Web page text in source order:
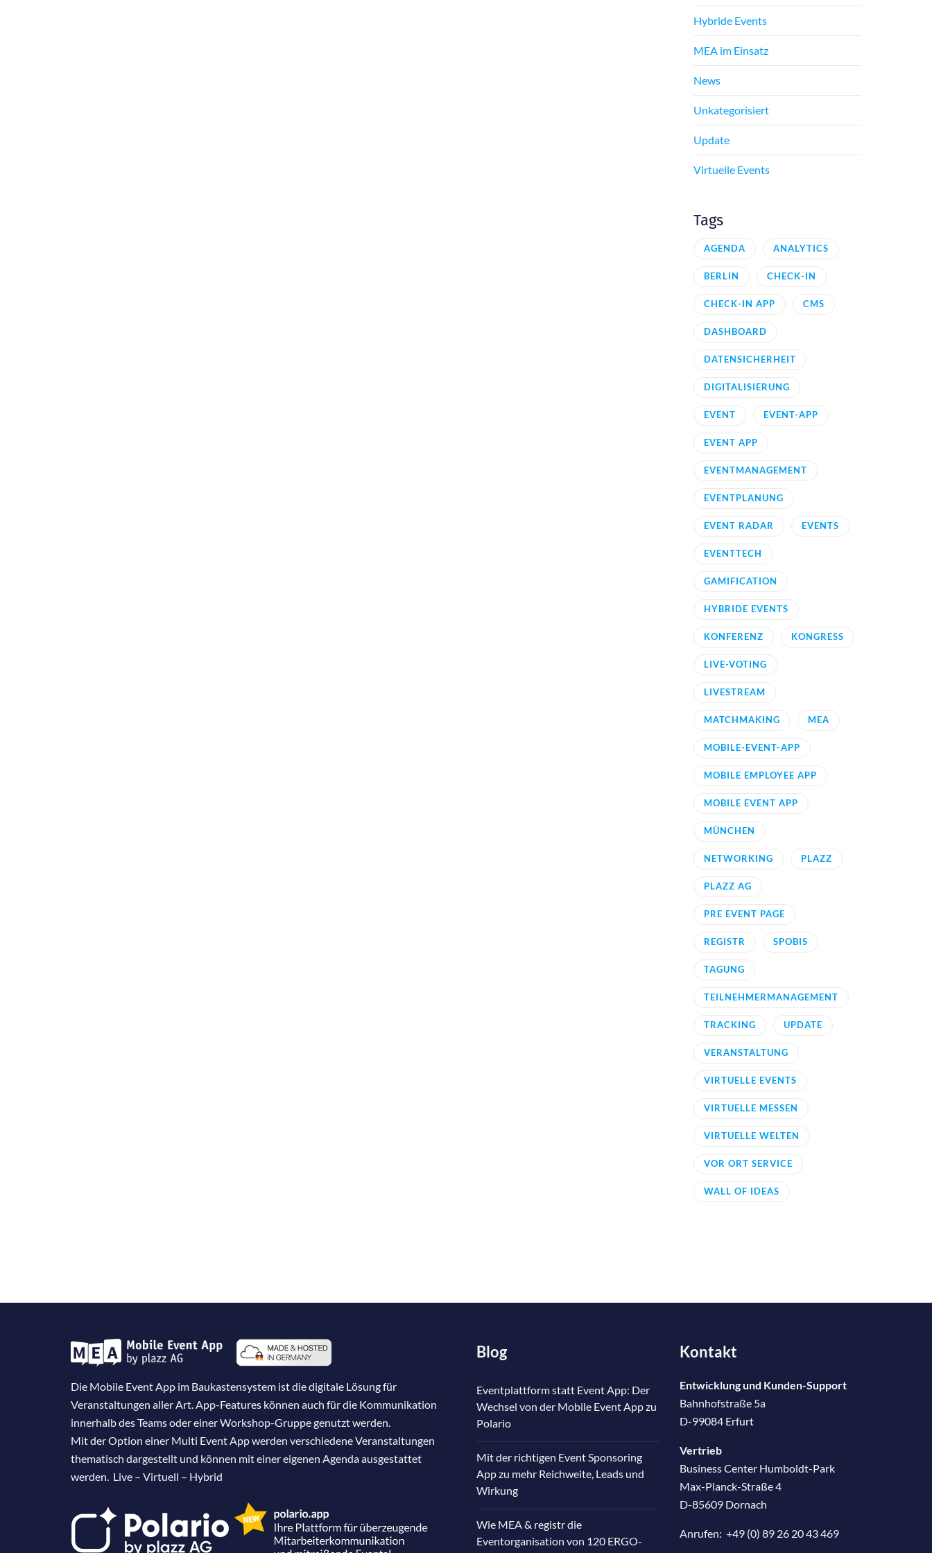
Hybride Events
MEA im Einsatz
News
Unkategorisiert
Update
Virtuelle Events
Tags
AGENDA ANALYTICS
BERLIN CHECK-IN
CHECK-IN APP CMS
DASHBOARD
DATENSICHERHEIT
DIGITALISIERUNG
EVENT EVENT-APP
EVENT APP
EVENTMANAGEMENT
EVENTPLANUNG
EVENT RADAR EVENTS
EVENTTECH
GAMIFICATION
HYBRIDE EVENTS
KONFERENZ KONGRESS
LIVE-VOTING
LIVESTREAM
MATCHMAKING MEA
MOBILE-EVENT-APP
MOBILE EMPLOYEE APP
MOBILE EVENT APP
MÜNCHEN
NETWORKING PLAZZ
PLAZZ AG
PRE EVENT PAGE
REGISTR SPOBIS
TAGUNG
TEILNEHMERMANAGEMENT
TRACKING UPDATE
VERANSTALTUNG
VIRTUELLE EVENTS
VIRTUELLE MESSEN
VIRTUELLE WELTEN
VOR ORT SERVICE
WALL OF IDEAS
Die Mobile Event App im Baukastensystem ist die digitale Lösung für
Veranstaltungen aller Art. App-Features können auch für die Kommunikation
innerhalb des Teams oder einer Workshop-Gruppe genutzt werden.
Mit der Option einer Multi Event App werden verschiedene Veranstaltungen
thematisch dargestellt und können mit einer eigenen Agenda ausgestattet
werden. Live – Virtuell – Hybrid
Blog
Eventplattform statt Event App: Der
Wechsel von der Mobile Event App zu
Polario
Mit der richtigen Event Sponsoring
App zu mehr Reichweite, Leads und
Wirkung
Wie MEA & registr die
Eventorganisation von 120 ERGO-
Kontakt
Entwicklung und Kunden-Support
Bahnhofstraße 5a
D-99084 Erfurt
Vertrieb
Business Center Humboldt-Park
Max-Planck-Straße 4
D-85609 Dornach
Anrufen: +49 (0) 89 26 20 43 469